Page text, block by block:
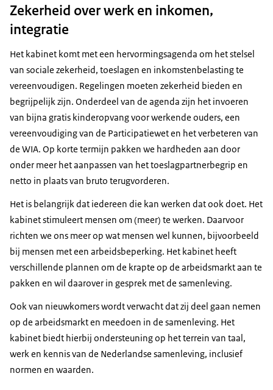
Zekerheid over werk en inkomen,
integratie
Het kabinet komt met een hervormingsagenda om het stelsel
van sociale zekerheid, toeslagen en inkomstenbelasting te
vereenvoudigen. Regelingen moeten zekerheid bieden en
begrijpelijk zijn. Onderdeel van de agenda zijn het invoeren
van bijna gratis kinderopvang voor werkende ouders, een
vereenvoudiging van de Participatiewet en het verbeteren van
de WIA. Op korte termijn pakken we hardheden aan door
onder meer het aanpassen van het toeslagpartnerbegrip en
netto in plaats van bruto terugvorderen.
Het is belangrijk dat iedereen die kan werken dat ook doet. Het
kabinet stimuleert mensen om (meer) te werken. Daarvoor
richten we ons meer op wat mensen wel kunnen, bijvoorbeeld
bij mensen met een arbeidsbeperking. Het kabinet heeft
verschillende plannen om de krapte op de arbeidsmarkt aan te
pakken en wil daarover in gesprek met de samenleving.
Ook van nieuwkomers wordt verwacht dat zij deel gaan nemen
op de arbeidsmarkt en meedoen in de samenleving. Het
kabinet biedt hierbij ondersteuning op het terrein van taal,
werk en kennis van de Nederlandse samenleving, inclusief
normen en waarden.